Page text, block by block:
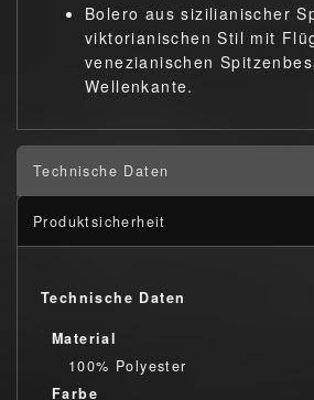
Bolero aus sizilianischer
viktorianischen Stil mit
venezianischen
Wellenkante.
Technische Daten
Produktsicherheit
Technische Daten
Material
100% Polyester
Farbe